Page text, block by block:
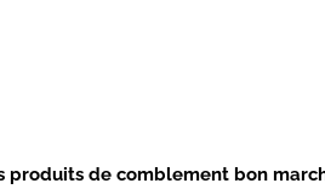
de comblement bon